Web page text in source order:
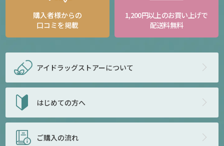
購入者様からの
口コミを掲載
1,200円以上のお買い上げで
配送料無料
アイドラッグストアーについて
はじめての方へ
ご購入の流れ